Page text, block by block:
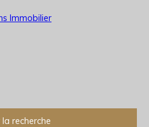
recherche